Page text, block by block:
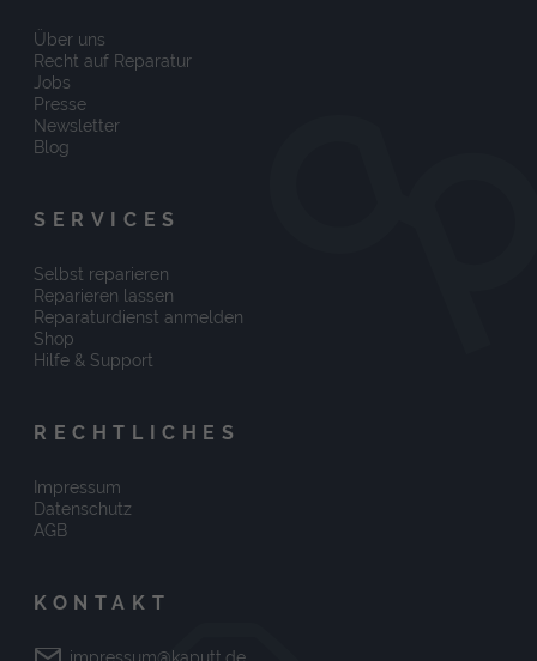
Über uns
Recht auf Reparatur
Jobs
Presse
Newsletter
Blog
SERVICES
Selbst reparieren
Reparieren lassen
Reparaturdienst anmelden
Shop
Hilfe & Support
RECHTLICHES
Impressum
Datenschutz
AGB
KONTAKT
impressum@kaputt.de